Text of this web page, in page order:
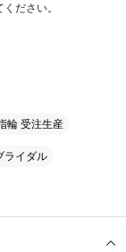
ださい。
輪 受注生産
ライダル